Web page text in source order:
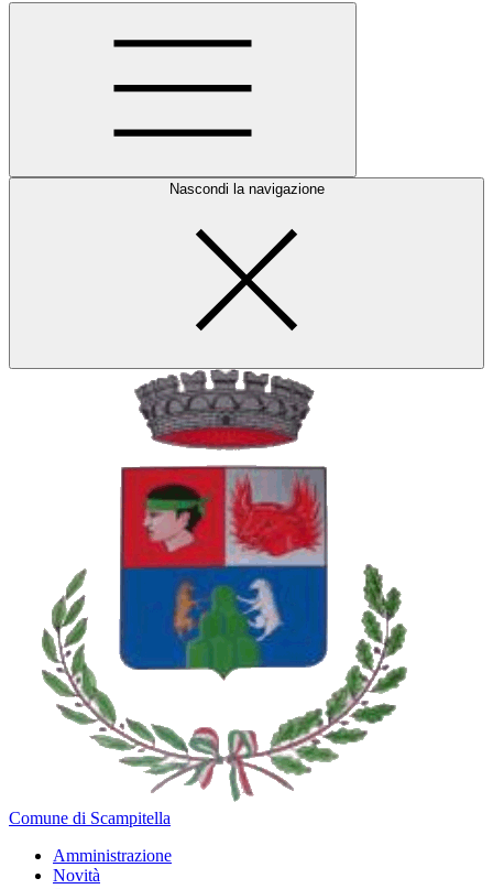
Nascondi la navigazione
Comune di Scampitella
Amministrazione
Novità